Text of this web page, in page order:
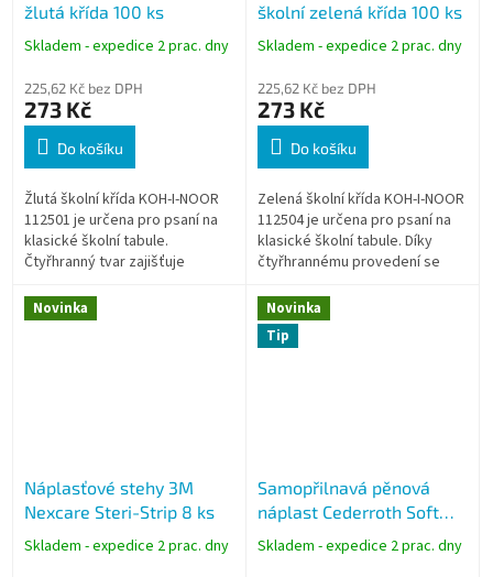
žlutá křída 100 ks
Skladem - expedice 2 prac. dny
225,62 Kč bez DPH
273 Kč
Do košíku
Žlutá školní křída KOH-I-NOOR
112501 je určena pro psaní na
klasické školní tabule.
Čtyřhranný tvar zajišťuje
při psaní a zabraňuje
odkutálení...
školní zelená křída 100 ks
Skladem - expedice 2 prac. dny
225,62 Kč bez DPH
273 Kč
Do košíku
Zelená školní křída KOH-I-NOOR
112504 je určena pro psaní na
klasické školní tabule. Díky
čtyřhrannému provedení se
neodvaluje se z lavice a
umožňuje...
Novinka
Náplasťové stehy 3M
Nexcare Steri-Strip 8 ks
Skladem - expedice 2 prac. dny
Novinka
Tip
Samopřilnavá pěnová
náplast Cederroth Soft
Foam Blue 3 cm × 4,5 m
Skladem - expedice 2 prac. dny